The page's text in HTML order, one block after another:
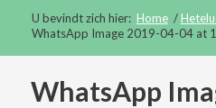
U bevindt zich hier: Home /
WhatsApp Image 2019-04-04 at
WhatsApp